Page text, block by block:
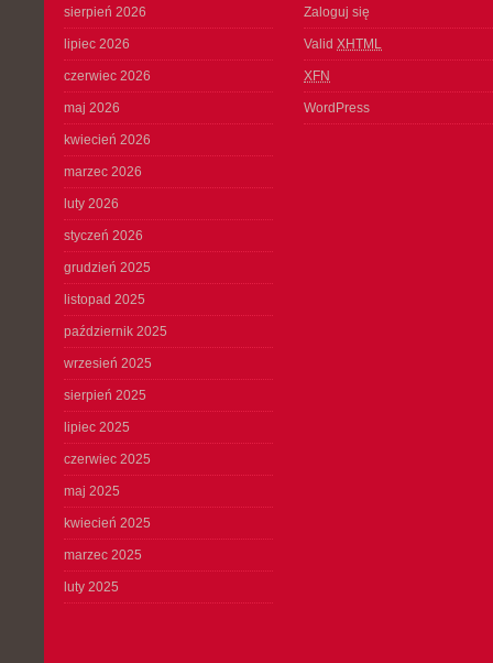
sierpień 2026
lipiec 2026
czerwiec 2026
maj 2026
kwiecień 2026
marzec 2026
luty 2026
styczeń 2026
grudzień 2025
listopad 2025
październik 2025
wrzesień 2025
sierpień 2025
lipiec 2025
czerwiec 2025
maj 2025
kwiecień 2025
marzec 2025
luty 2025
Zaloguj się
Valid XHTML
XFN
WordPress